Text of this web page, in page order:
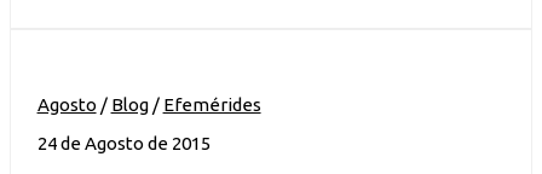
Agosto / Blog/ Efemérides
24 de Agosto de 2015